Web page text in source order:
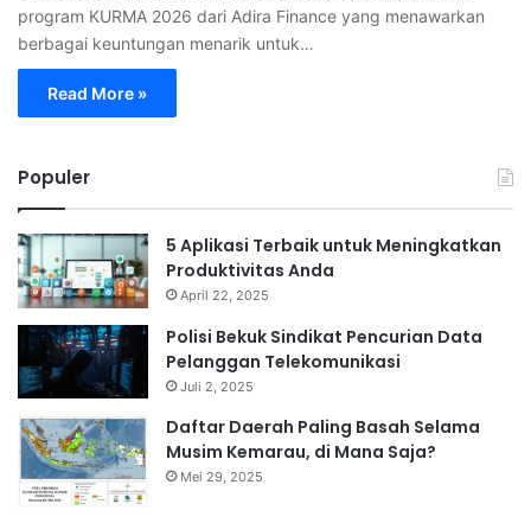
program KURMA 2026 dari Adira Finance yang menawarkan
berbagai keuntungan menarik untuk…
Read More »
Populer
5 Aplikasi Terbaik untuk Meningkatkan
Produktivitas Anda
April 22, 2025
Polisi Bekuk Sindikat Pencurian Data
Pelanggan Telekomunikasi
Juli 2, 2025
Daftar Daerah Paling Basah Selama
Musim Kemarau, di Mana Saja?
Mei 29, 2025